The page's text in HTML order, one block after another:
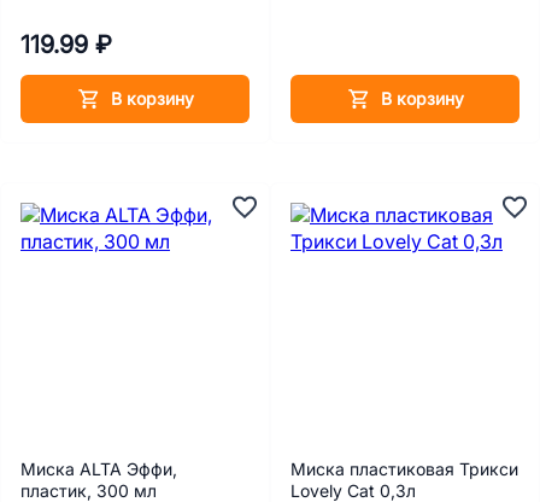
119.99 ₽
В корзину В корзину
Миска ALTA Эффи,
пластик, 300 мл
Миска пластиковая Трикси
Lovely Cat 0,3л